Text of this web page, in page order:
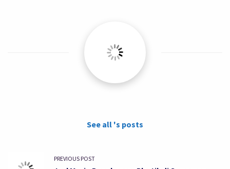
See all 's posts
PREVIOUS POST